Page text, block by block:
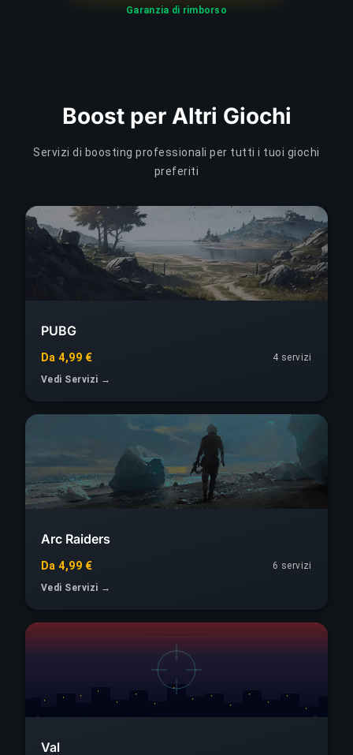
Garanzia di rimborso
Boost per Altri Giochi
Servizi di boosting professionali per tutti i tuoi giochi
preferiti
PUBG
Da 4,99 €
4 servizi
Vedi Servizi →
Arc Raiders
Da 4,99 €
6 servizi
Vedi Servizi →
Val